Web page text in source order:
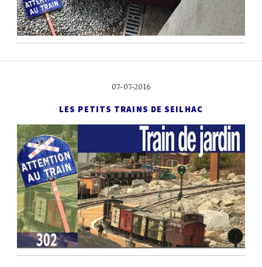
07-07-2016
LES PETITS TRAINS DE SEILHAC